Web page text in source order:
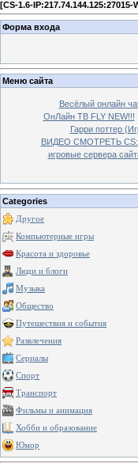
[CS-1.6-IP:217.74.144.125:27015-
Форма входа
Меню сайта
Весёлый онлайн
ОнЛайн ТВ FLY NEW!!!
Гарри поттер
ВИДЕО СМОТРЕТЬ
игровые сервера
Categories
Другое
Компьютерные игры
Красота и здоровье
Люди и блоги
Музыка
Общество
Путешествия и события
Развлечения
Сериалы
Спорт
Транспорт
Фильмы и анимация
Хобби и образование
Юмор